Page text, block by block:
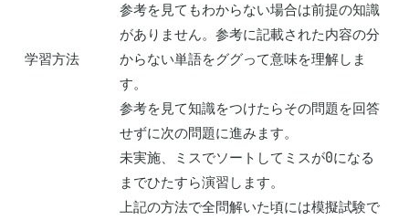
学習方法
参考を見てもわからない場合は前提の知識
がありません。参考に記載された内容の分
からない単語をググって意味を理解しま
す。
参考を見て知識をつけたらその問題を回答
せずに次の問題に進みます。
未実施、ミスでソートしてミスが0になる
までひたすら演習します。
上記の方法で全問解いた頃には模擬試験で